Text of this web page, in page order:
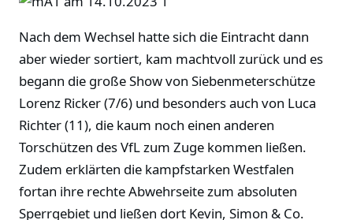
Nach dem Wechsel hatte sich die Eintracht dann
aber wieder sortiert, kam machtvoll zurück und es
begann die große Show von Siebenmeterschütze
Lorenz Ricker (7/6) und besonders auch von Luca
Richter (11), die kaum noch einen anderen
Torschützen des VfL zum Zuge kommen ließen.
Zudem erklärten die kampfstarken Westfalen
fortan ihre rechte Abwehrseite zum absoluten
Sperrgebiet und ließen dort Kevin, Simon & Co.